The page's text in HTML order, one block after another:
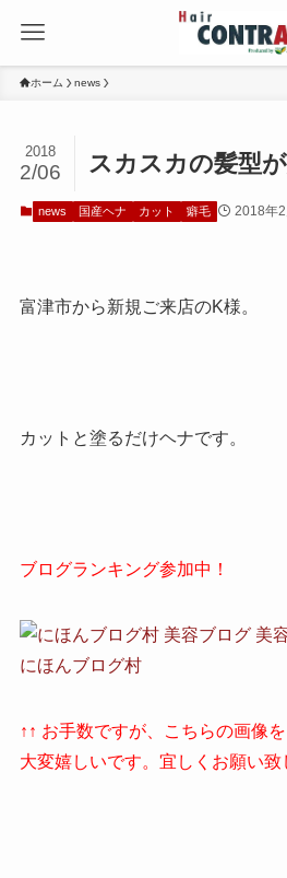
ホーム news
スカスカの髪型
2018
2/06
news 国産ヘナ カット 癖毛 2018年2
富津市から新規ご来店のK様。
カットと塗るだけヘナです。
ブログランキング参加中！
にほんブログ村
↑↑ お手数ですが、こちらの画像
大変嬉しいです。宜しくお願い致